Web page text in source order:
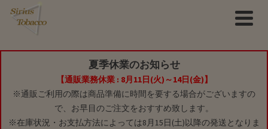
夏季休業のお知らせ
【通販業務休業 : 8月11日(火)～14日(金)】
※通販ご利用の際は商品準備に時間を要する場合がございますの
で、お早目のご注文をおすすめ致します。
※在庫状況・お支払方法によっては8月15日(土)以降の発送となりま